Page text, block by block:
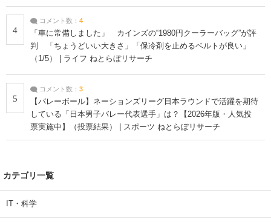
4
コメント数： 4
「車に常備しました」 カインズの“1980円クーラーバッグ”が評
判 「ちょうどいい大きさ」「保冷剤を止めるベルトが良い」
（1/5） | ライフ ねとらぼリサーチ
5
コメント数： 3
【バレーボール】ネーションズリーグ日本ラウンドで活躍を期待
している「日本男子バレー代表選手」は？【2026年版・人気投
票実施中】（投票結果） | スポーツ ねとらぼリサーチ
カテゴリ一覧
IT・科学